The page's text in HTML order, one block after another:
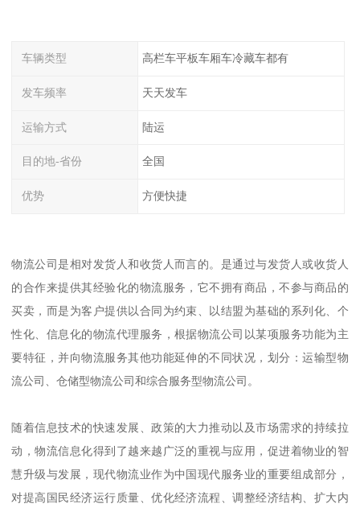
车辆类型 高栏车平板车厢车冷藏车都有
发车频率 天天发车
运输方式 陆运
目的地-省份 全国
优势 方便快捷
物流公司是相对发货人和收货人而言的。是通过与发货人或收货人
的合作来提供其经验化的物流服务，它不拥有商品，不参与商品的
买卖，而是为客户提供以合同为约束、以结盟为基础的系列化、个
性化、信息化的物流代理服务，根据物流公司以某项服务功能为主
要特征，并向物流服务其他功能延伸的不同状况，划分：运输型物
流公司、仓储型物流公司和综合服务型物流公司。
随着信息技术的快速发展、政策的大力推动以及市场需求的持续拉
动，物流信息化得到了越来越广泛的重视与应用，促进着物业的智
慧升级与发展，现代物流业作为中国现代服务业的重要组成部分，
对提高国民经济运行质量、优化经济流程、调整经济结构、扩大内